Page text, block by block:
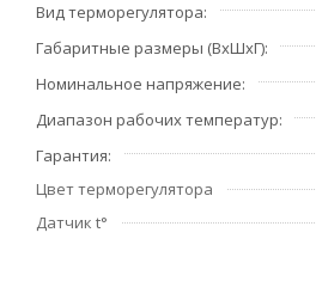
- Высокий уровень
- Экономия электроэнергии
- Без подключения к сети
Вид терморегулятора
Габаритные размеры (ВхШхГ)
Номинальное напряжение
Диапазон рабочих температур
Гарантия
Цвет терморегулятора
Датчик t°